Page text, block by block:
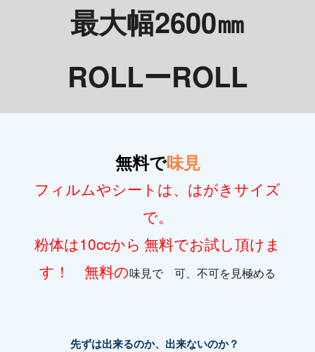
最大幅2600㎜
ROLLーROLL
無料で味見
フィルムやシートは、はがきサイズ
で。
粉体は10ccから 無料でお試し頂けま
す！ 無料の味見で 可、不可を見極める
先ずは出来るのか、出来ないのか？